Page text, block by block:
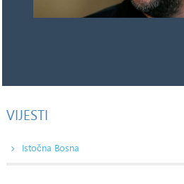
VIJESTI
Istočna Bosna